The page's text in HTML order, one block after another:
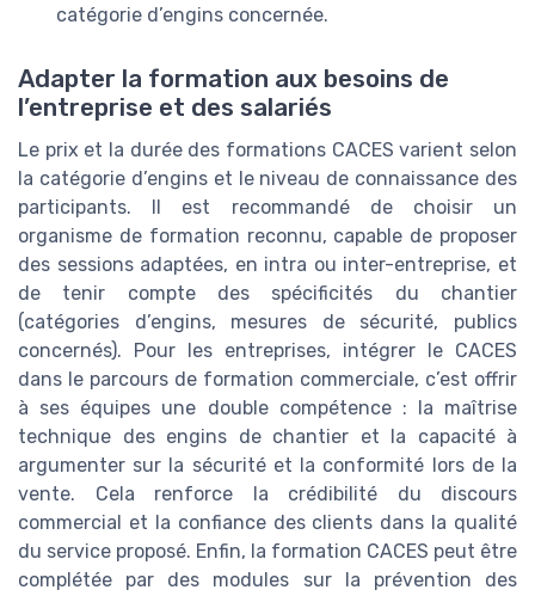
catégorie d’engins concernée.
Adapter la formation aux besoins de
l’entreprise et des salariés
Le prix et la durée des formations CACES varient selon
la catégorie d’engins et le niveau de connaissance des
participants. Il est recommandé de choisir un
organisme de formation reconnu, capable de proposer
des sessions adaptées, en intra ou inter-entreprise, et
de tenir compte des spécificités du chantier
(catégories d’engins, mesures de sécurité, publics
concernés). Pour les entreprises, intégrer le CACES
dans le parcours de formation commerciale, c’est offrir
à ses équipes une double compétence : la maîtrise
technique des engins de chantier et la capacité à
argumenter sur la sécurité et la conformité lors de la
vente. Cela renforce la crédibilité du discours
commercial et la confiance des clients dans la qualité
du service proposé. Enfin, la formation CACES peut être
complétée par des modules sur la prévention des